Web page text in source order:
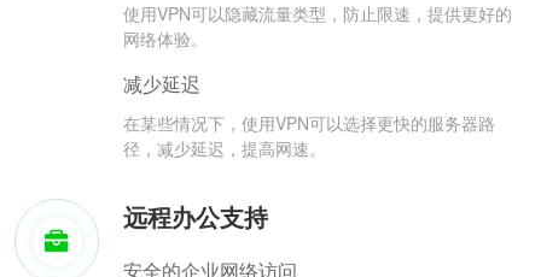
使用VPN可以隐藏流量类型，防止限速，提供更好的
网络体验。
减少延迟
在某些情况下，使用VPN可以选择更快的服务器路
径，减少延迟，提高网速。
远程办公支持
安全的企业网络访问